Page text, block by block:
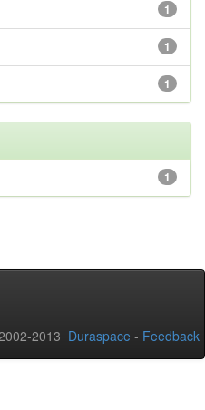
1
1
1
1
2013 Duraspace - Feedback